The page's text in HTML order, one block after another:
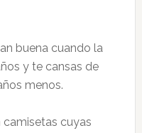
buena cuando la
y te cansas de
menos.
cuyas